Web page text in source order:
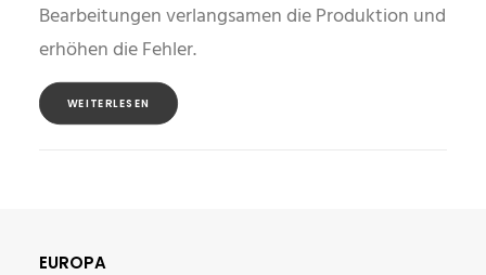
Bearbeitungen verlangsamen die Produktion und
erhöhen die Fehler.
WEITERLESEN
EUROPA